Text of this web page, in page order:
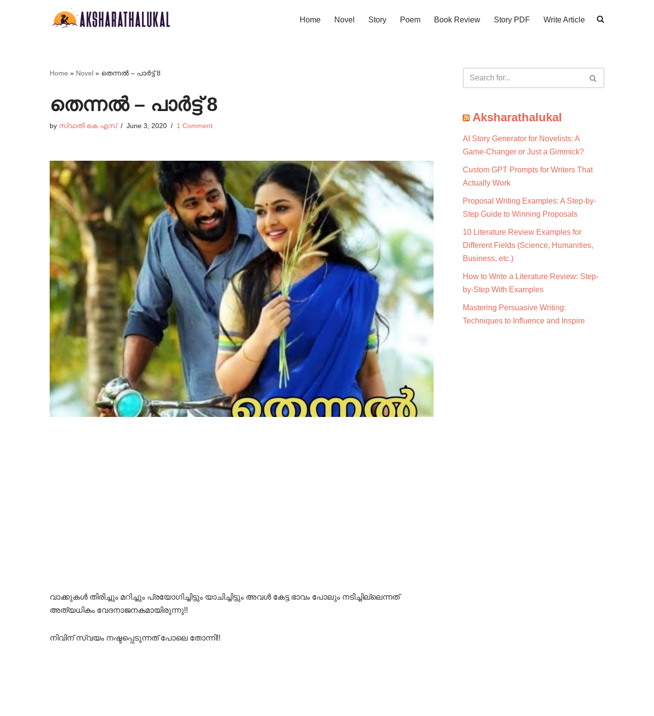
Home Novel Story Poem Book Review Story PDF Write Article
Home » Novel » തെന്നൽ – പാർട്ട് 8
തെന്നൽ – പാർട്ട് 8
by സ്വാതി കെ എസ് June 3, 2020 1 Comment
വാക്കുകൾ തിരിച്ചും മറിച്ചും പ്രയോഗിച്ചിട്ടും യാചിച്ചിട്ടും അവൾ കേട്ട ഭാവം പോലും നടിച്ചില്ലെന്നത്
അത്യധികം വേദനാജനകമായിരുന്നു!!
നിവിന് സ്വയം നഷ്ടപ്പെടുന്നത് പോലെ തോന്നി!!
Aksharathalukal
AI Story Generator for Novelists: A
Game-Changer or Just a Gimmick?
Custom GPT Prompts for Writers That
Actually Work
Proposal Writing Examples: A Step-by-
Step Guide to Winning Proposals
10 Literature Review Examples for
Different Fields (Science, Humanities,
Business, etc.)
How to Write a Literature Review: Step-
by-Step With Examples
Mastering Persuasive Writing:
Techniques to Influence and Inspire